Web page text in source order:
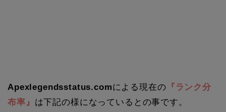
Apexlegendsstatus.comによる現在の 『ランク分
布率』 は下記の様になっているとの事です。